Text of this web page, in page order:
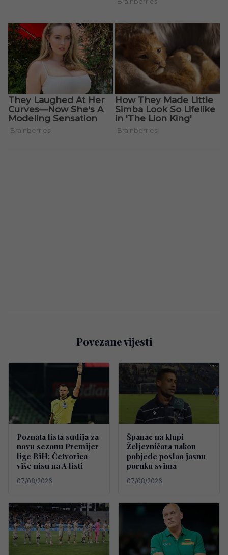
Povezane vijesti
Poznata lista sudija za
novu sezonu Premijer
lige BiH: Četvorica
više nisu na A listi
07/08/2026
Španac na klupi
Željezničara nakon
pobjede poslao jasnu
poruku svima
07/08/2026